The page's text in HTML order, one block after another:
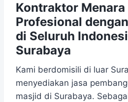
Kontraktor
Profesional
di Seluruh
Surabaya
Kami berdomisili di luar
menyediakan jasa
masjid di Surabaya.